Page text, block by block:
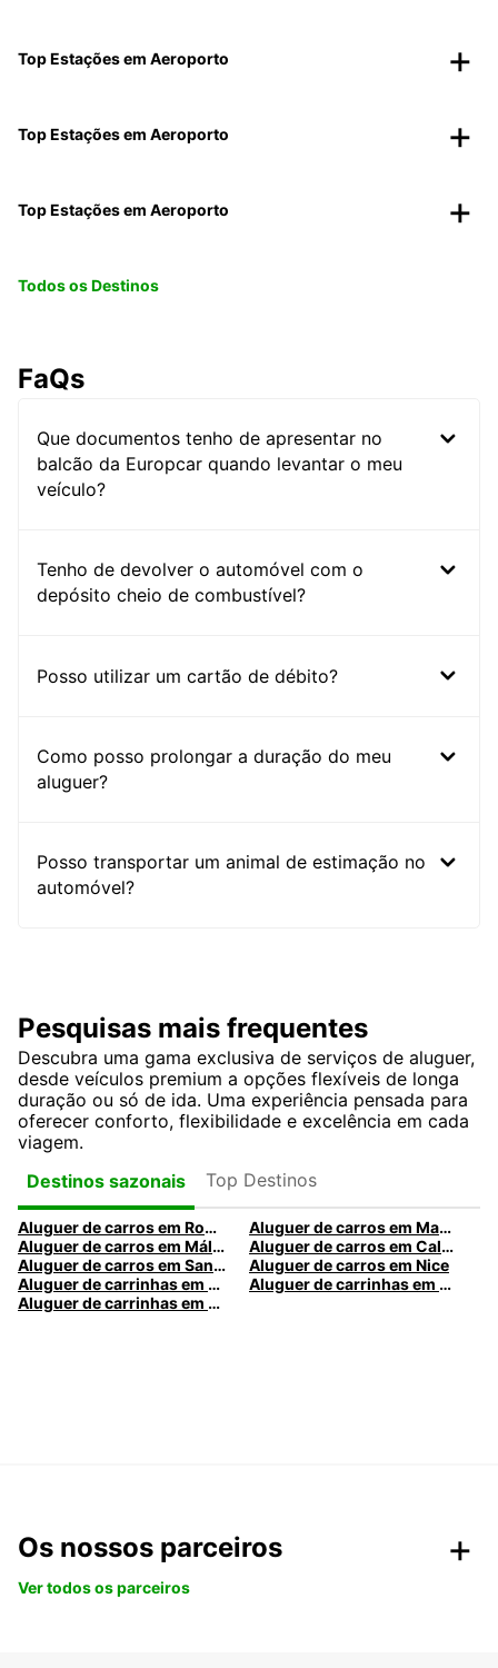
Top Estações em Aeroporto
Top Estações em Aeroporto
Top Estações em Aeroporto
Todos os Destinos
FaQs
Que documentos tenho de apresentar no
balcão da Europcar quando levantar o meu
veículo?
Tenho de devolver o automóvel com o
depósito cheio de combustível?
Posso utilizar um cartão de débito?
Como posso prolongar a duração do meu
aluguer?
Posso transportar um animal de estimação no
automóvel?
Pesquisas mais frequentes
Descubra uma gama exclusiva de serviços de aluguer,
desde veículos premium a opções flexíveis de longa
duração ou só de ida. Uma experiência pensada para
oferecer conforto, flexibilidade e excelência em cada
viagem.
Destinos sazonais
Top Destinos
Aluguer de carros em Roma
Aluguer de carros em Madrid
Aluguer de carros em Málaga
Aluguer de carros em Caldas da Rainha
Aluguer de carros em Santa Maria da Feira
Aluguer de carros em Nice
Aluguer de carrinhas em Nice
Aluguer de carrinhas em Santa Maria da Feira
Aluguer de carrinhas em Caldas da Rainha
Os nossos parceiros
Ver todos os parceiros